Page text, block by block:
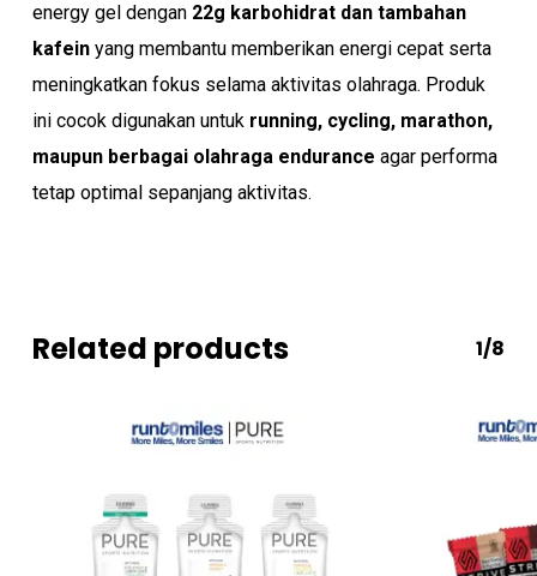
energy gel dengan 22g karbohidrat dan tambahan
kafeinyang membantu memberikan energi cepat serta
meningkatkan fokus selama aktivitas olahraga. Produk
ini cocok digunakan untuk running, cycling, marathon,
maupun berbagai olahraga endurance agar performa
tetap optimal sepanjang aktivitas.
Related products 1/8